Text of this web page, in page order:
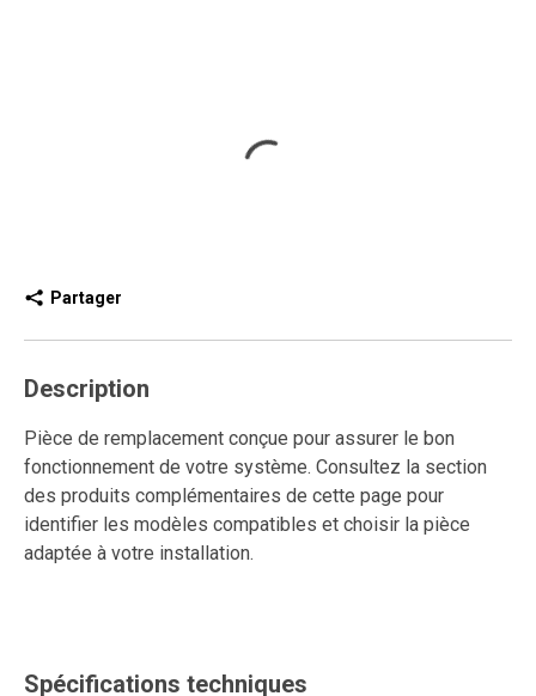
Partager
Description
Pièce de remplacement conçue pour assurer le bon
fonctionnement de votre système. Consultez la section
des produits complémentaires de cette page pour
identifier les modèles compatibles et choisir la pièce
adaptée à votre installation.
Spécifications techniques